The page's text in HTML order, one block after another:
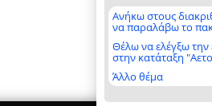
Ανήκω στους
να παραλάβω το
Θέλω να ελέγξω την
στην κατάταξη
Άλλο θέμα